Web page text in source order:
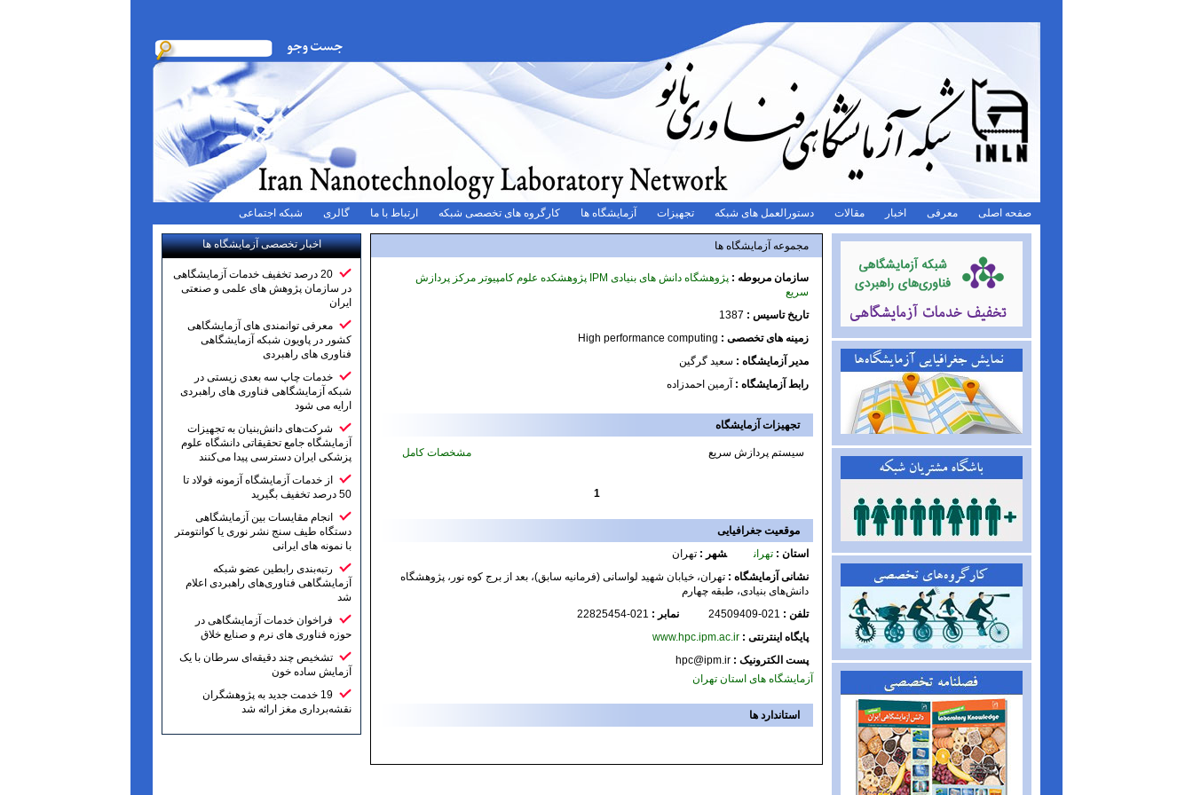
صفحه اصلی معرفی اخبار مقالات دستورالعمل های شبکه تجهیزات آزمایشگاه ها کارگروه های تخصصی شبکه ارتباط با ما گالری شبکه اجتماعی
اخبار تخصصی آزمایشگاه ها
20 درصد تخفیف خدمات آزمایشگاهی
در سازمان پژوهش های علمی و صنعتی
ایران
معرفی توانمندی های آزمایشگاهی
کشور در پاویون شبکه آزمایشگاهی
فناوری های راهبردی
خدمات چاپ سه بعدی زیستی در
شبکه آزمایشگاهی فناوری های راهبردی
ارایه می شود
شرکت‌های دانش‌بنیان به تجهیزات
آزمایشگاه جامع تحقیقاتی دانشگاه علوم
پزشکی ایران دسترسی پیدا می‌کنند
از خدمات آزمایشگاه آزمونه فولاد تا
50 درصد تخفیف بگیرید
انجام مقایسات بین آزمایشگاهی
دستگاه طیف سنج نشر نوری یا کوانتومتر
با نمونه های ایرانی
رتبه‌بندی رابطین عضو شبکه
آزمایشگاهی فناوری‌های راهبردی اعلام
شد
فراخوان خدمات آزمایشگاهی در
حوزه فناوری های نرم و صنایع خلاق
تشخیص چند دقیقه‌ای سرطان با یک
آزمایش ساده خون
19 خدمت جدید به پژوهشگران
نقشه‌برداری مغز ارائه شد
مجموعه آزمایشگاه ها
سازمان مربوطه :
پژوهشگاه دانش های بنیادی IPM پژوهشکده علوم کامپیوتر مرکز پردازش
سریع
تاریخ تاسیس : 1387
زمینه های تخصصی : High performance computing
مدیر آزمایشگاه : سعید گرگین
رابط آزمایشگاه : آرمین احمدزاده
تجهیزات آزمایشگاه
سیستم پردازش سریع مشخصات کامل
1
موقعیت جغرافیایی
استان : تهران شهر : تهران
نشانی آزمایشگاه : تهران، خیابان شهید لواسانی (فرمانیه سابق)، بعد از برج کوه نور، پژوهشگاه
دانش‌های بنیادی، طبقه چهارم
تلفن : 021-24509409 نمابر : 021-22825454
پایگاه اینترنتی : www.hpc.ipm.ac.ir
پست الکترونیک : hpc@ipm.ir
آزمایشگاه های استان تهران
استاندارد ها